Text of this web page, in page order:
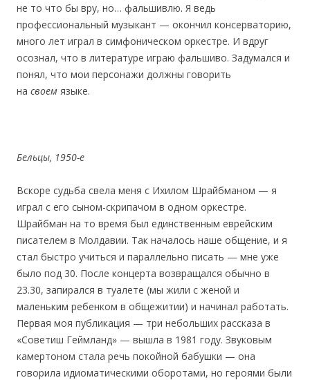
не то что бы вру, но… фальшивлю. Я ведь
профессиональный музыкант — окончил консерваторию,
много лет играл в симфоническом оркестре. И вдруг
осознал, что в литературе играю фальшиво. Задумался и
понял, что мои персонажи должны говорить
на своем языке.
Бельцы, 1950-е
Вскоре судьба свела меня с Ихилом Шрайбманом — я
играл с его сыном-скрипачом в одном оркестре.
Шрайбман на то время был единственным еврейским
писателем в Молдавии. Так началось наше общение, и я
стал быстро учиться и параллельно писать — мне уже
было под 30. После концерта возвращался обычно в
23.30, запирался в туалете (мы жили с женой и
маленьким ребенком в общежитии) и начинал работать.
Первая моя публикация — три небольших рассказа в
«Советиш Геймланд» — вышла в 1981 году. Звуковым
камертоном стала речь покойной бабушки — она
говорила идиоматическими оборотами, но героями были